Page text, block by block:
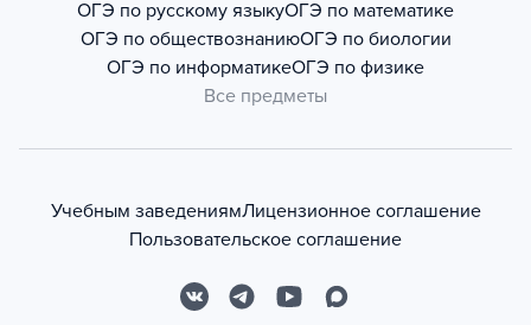
ОГЭ по русскому языкуОГЭ по математике
ОГЭ по обществознаниюОГЭ по биологии
ОГЭ по информатикеОГЭ по физике
Все предметы
Учебным заведениямЛицензионное соглашение
Пользовательское соглашение